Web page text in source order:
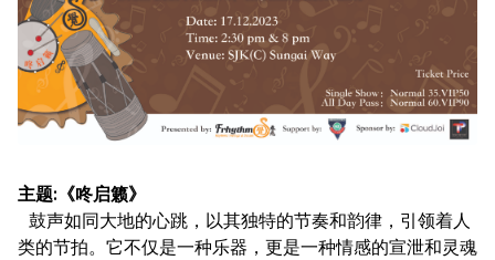
主题:《咚启籁》
鼓声如同大地的心跳，以其独特的节奏和韵律，引领着人
类的节拍。它不仅是一种乐器，更是一种情感的宣泄和灵魂